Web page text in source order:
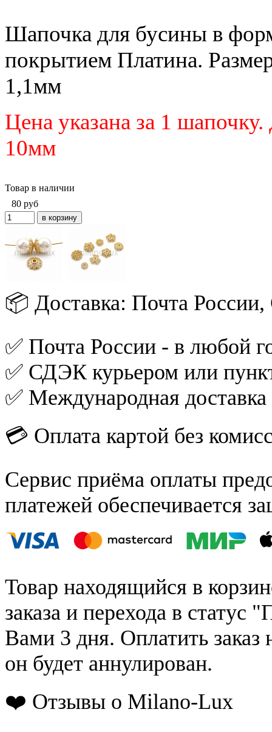
Шапочка для бусины в
покрытием Платина.
1,1мм
Цена указана за 1 шапочку.
10мм
Товар в наличии
80 руб
📦 Доставка: Почта
✅ Почта России - в любой
✅ СДЭК курьером или
✅ Международная
💳 Оплата картой без
Сервис приёма оплаты
платежей обеспечивается
Товар находящийся в
заказа и перехода в статус
Вами 3 дня. Оплатить заказ
он будет аннулирован.
❤️ Отзывы о Milano-Lux